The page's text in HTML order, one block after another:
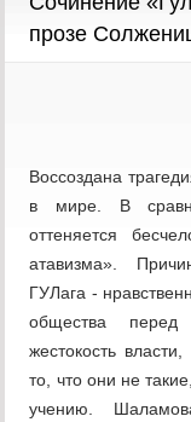
прозе
Воссоздана
в мире. В
оттеняется
атавизма».
ГУЛага -
общества перед
жестокость
то, что они не
учению.